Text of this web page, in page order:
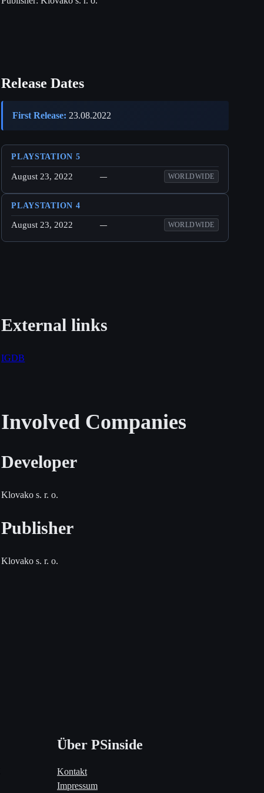
Release Dates
First Release: 23.08.2022
PLAYSTATION 5
August 23, 2022 — WORLDWIDE
PLAYSTATION 4
August 23, 2022 — WORLDWIDE
External links
IGDB
Involved Companies
Developer
Klovako s. r. o.
Publisher
Klovako s. r. o.
Über PSinside
Kontakt
Impressum